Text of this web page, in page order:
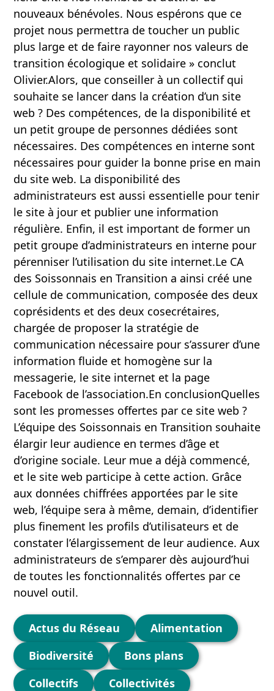
nouveaux bénévoles. Nous espérons que ce
projet nous permettra de toucher un public
plus large et de faire rayonner nos valeurs de
transition écologique et solidaire » conclut
Olivier.Alors, que conseiller à un collectif qui
souhaite se lancer dans la création d’un site
web ? Des compétences, de la disponibilité et
un petit groupe de personnes dédiées sont
nécessaires. Des compétences en interne sont
nécessaires pour guider la bonne prise en main
du site web. La disponibilité des
administrateurs est aussi essentielle pour tenir
le site à jour et publier une information
régulière. Enfin, il est important de former un
petit groupe d’administrateurs en interne pour
pérenniser l’utilisation du site internet.Le CA
des Soissonnais en Transition a ainsi créé une
cellule de communication, composée des deux
coprésidents et des deux cosecrétaires,
chargée de proposer la stratégie de
communication nécessaire pour s’assurer d’une
information fluide et homogène sur la
messagerie, le site internet et la page
Facebook de l’association.En conclusionQuelles
sont les promesses offertes par ce site web ?
L’équipe des Soissonnais en Transition souhaite
élargir leur audience en termes d’âge et
d’origine sociale. Leur mue a déjà commencé,
et le site web participe à cette action. Grâce
aux données chiffrées apportées par le site
web, l’équipe sera à même, demain, d’identifier
plus finement les profils d’utilisateurs et de
constater l’élargissement de leur audience. Aux
administrateurs de s’emparer dès aujourd’hui
de toutes les fonctionnalités offertes par ce
nouvel outil.
Catégories
Actus du Réseau
Alimentation
Biodiversité
Bons plans
Collectifs
Collectivités